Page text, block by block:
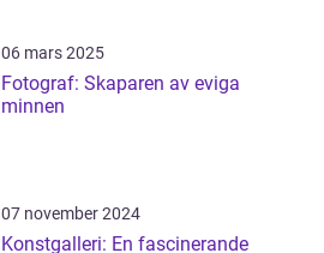
06 mars 2025
Fotograf: Skaparen av eviga
minnen
07 november 2024
Konstgalleri: En fascinerande